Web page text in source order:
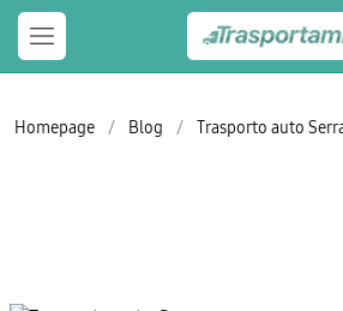
Homepage / Blog / Trasporto auto